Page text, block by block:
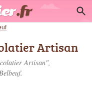
Artisan
Artisan",